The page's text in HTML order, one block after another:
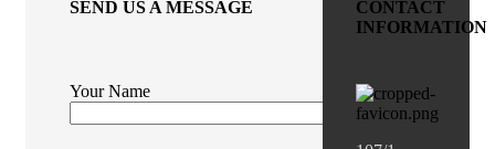
SEND US A MESSAGE
Your Name
CONTACT
INFORMATION